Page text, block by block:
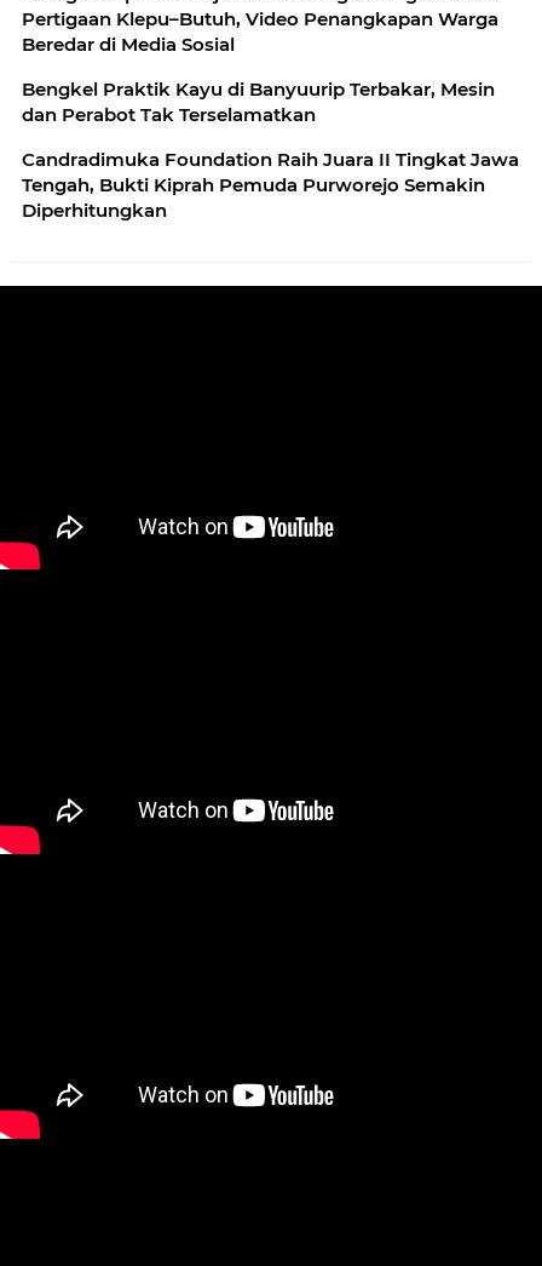
Pertigaan Klepu–Butuh, Video Penangkapan Warga
Beredar di Media Sosial
Bengkel Praktik Kayu di Banyuurip Terbakar, Mesin
dan Perabot Tak Terselamatkan
Candradimuka Foundation Raih Juara II Tingkat Jawa
Tengah, Bukti Kiprah Pemuda Purworejo Semakin
Diperhitungkan